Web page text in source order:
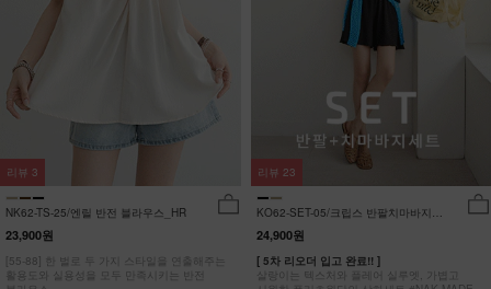
NK62-TS-25/엔릴 반전 블라우스_HR
23,900원
[55-88] 한 벌로 두 가지 스타일을 연출해주는
활용도와 실용성을 모두 만족시키는 반전
리뷰 3
KO62-SET-05/크립스 반팔치마바지세
트_HR
24,900원
[ 5차 리오더 입고 완료!! ]
살랑이는 텍스처와 플레어 실루엣, 가볍고
리뷰 23